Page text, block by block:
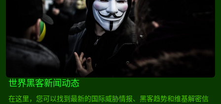
世界黑客新闻动态
在这里，您可以找到最新的国际威胁情报、黑客趋势和维基解密信